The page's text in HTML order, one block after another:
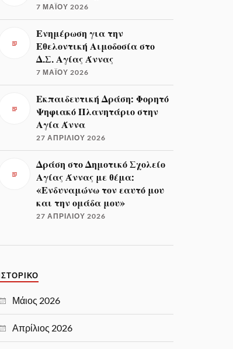
7 ΜΑΪ́ΟΥ 2026
Ενημέρωση για την
Εθελοντική Αιμοδοσία στο
Δ.Σ. Αγίας Άννας
7 ΜΑΪ́ΟΥ 2026
Εκπαιδευτική Δράση: Φορητό
Ψηφιακό Πλανητάριο στην
Αγία Άννα
27 ΑΠΡΙΛΊΟΥ 2026
Δράση στο Δημοτικό Σχολείο
Αγίας Άννας με θέμα:
«Ενδυναμώνω τον εαυτό μου
και την ομάδα μου»
27 ΑΠΡΙΛΊΟΥ 2026
ΙΣΤΟΡΙΚΌ
Μάιος 2026
Απρίλιος 2026